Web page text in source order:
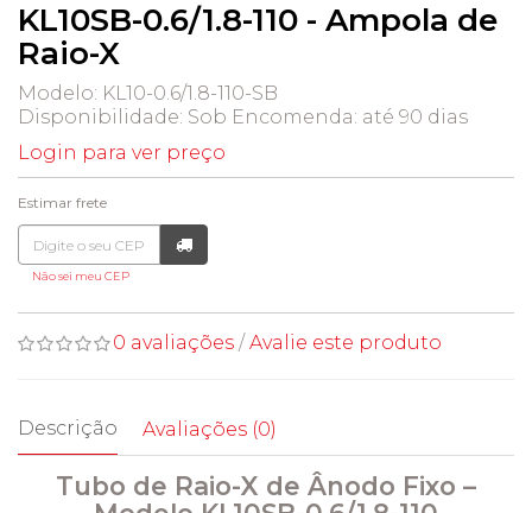
KL10SB-0.6/1.8-110 - Ampola de
Raio-X
Modelo: KL10-0.6/1.8-110-SB
Disponibilidade: Sob Encomenda: até 90 dias
Login para ver preço
Estimar frete
Não sei meu CEP
0 avaliações / Avalie este produto
Descrição Avaliações (0)
Tubo de Raio-X de Ânodo Fixo –